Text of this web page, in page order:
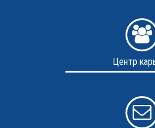
Центр